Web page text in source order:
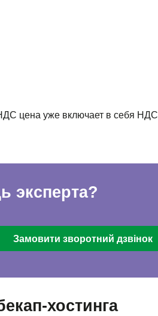
цена уже включает в себя НДС
эксперта?
Замовити зворотний дзвінок
хостинга